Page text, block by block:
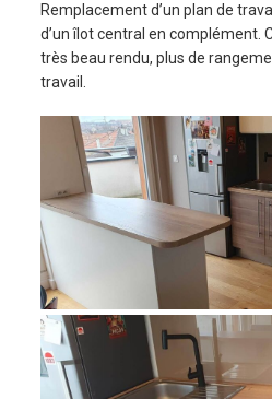
Remplacement d’un plan de
d’un îlot central en complément.
très beau rendu, plus de
travail.